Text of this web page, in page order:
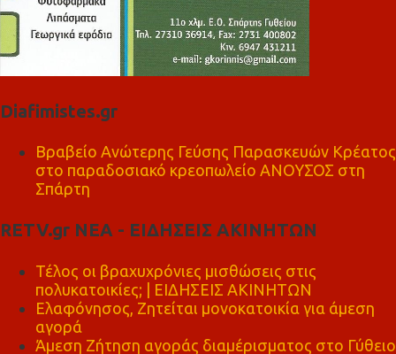
Diafimistes.gr
Βραβείο Ανώτερης Γεύσης Παρασκευών Κρέατος
στο παραδοσιακό κρεοπωλείο ΑΝΟΥΣΟΣ στη
Σπάρτη
RETV.gr ΝΕΑ - ΕΙΔΗΣΕΙΣ ΑΚΙΝΗΤΩΝ
Τέλος οι βραχυχρόνιες μισθώσεις στις
πολυκατοικίες; | ΕΙΔΗΣΕΙΣ ΑΚΙΝΗΤΩΝ
Ελαφόνησος, Ζητείται μονοκατοικία για άμεση
αγορά
Άμεση Ζήτηση αγοράς διαμέρισματος στο Γύθειο